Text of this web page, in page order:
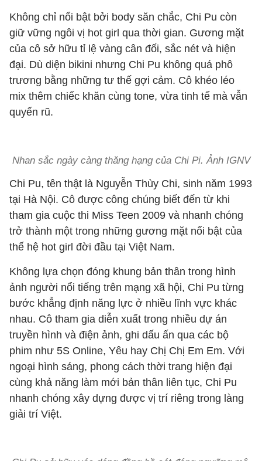
Không chỉ nổi bật bởi body săn chắc, Chi Pu còn
giữ vững ngôi vị hot girl qua thời gian. Gương mặt
của cô sở hữu tỉ lệ vàng cân đối, sắc nét và hiện
đại. Dù diện bikini nhưng Chi Pu không quá phô
trương bằng những tư thế gợi cảm. Cô khéo léo
mix thêm chiếc khăn cùng tone, vừa tinh tế mà vẫn
quyến rũ.
Nhan sắc ngày càng thăng hạng của Chi Pi. Ảnh IGNV
Chi Pu, tên thật là Nguyễn Thùy Chi, sinh năm 1993
tại Hà Nội. Cô được công chúng biết đến từ khi
tham gia cuộc thi Miss Teen 2009 và nhanh chóng
trở thành một trong những gương mặt nổi bật của
thế hệ hot girl đời đầu tại Việt Nam.
Không lựa chọn đóng khung bản thân trong hình
ảnh người nổi tiếng trên mạng xã hội, Chi Pu từng
bước khẳng định năng lực ở nhiều lĩnh vực khác
nhau. Cô tham gia diễn xuất trong nhiều dự án
truyền hình và điện ảnh, ghi dấu ấn qua các bộ
phim như 5S Online, Yêu hay Chị Chị Em Em. Với
ngoại hình sáng, phong cách thời trang hiện đại
cùng khả năng làm mới bản thân liên tục, Chi Pu
nhanh chóng xây dựng được vị trí riêng trong làng
giải trí Việt.